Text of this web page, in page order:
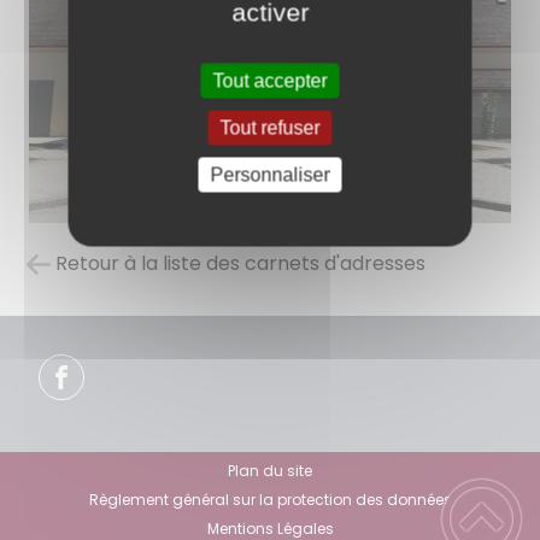
Retour à la liste des carnets d'adresses
Plan du site
Règlement général sur la protection des données
Mentions Légales
activer
Tout accepter
Tout refuser
Personnaliser